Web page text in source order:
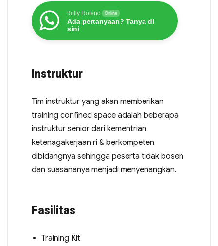
Rolly Rolend Online
Ada pertanyaan? Tanya di
sini
Instruktur
Tim instruktur yang akan memberikan
training confined space adalah beberapa
instruktur senior dari kementrian
ketenagakerjaan ri & berkompeten
dibidangnya sehingga peserta tidak bosen
dan suasananya menjadi menyenangkan.
Fasilitas
Training Kit